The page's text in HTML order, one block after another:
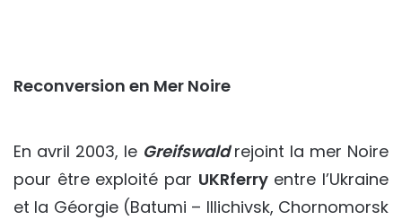
Reconversion en Mer Noire
En avril 2003, le Greifswaldrejoint la mer Noire
pour être exploité par UKRferryentre l’Ukraine
et la Géorgie (Batumi – Illichivsk, Chornomorsk